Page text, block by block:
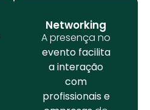
Networking
A presença no
evento facilita
a interação
com
profissionais e